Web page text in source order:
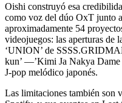
Oishi construyó esa
como voz del dúo OxT junto
aproximadamente 54
videojuegos: las aperturas de
‘UNION’ de
kun’ —’Kimi Ja Nakya
J-pop melódico japonés.
Las limitaciones también son